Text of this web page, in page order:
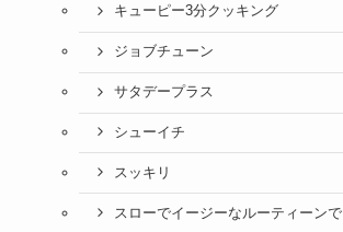
キューピー3分クッキング
ジョブチューン
サタデープラス
シューイチ
スッキリ
スローでイージーなルーティーンで